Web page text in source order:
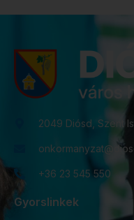
2049 Diósd, Szent
+36 23 545 550
Gyorslinkek